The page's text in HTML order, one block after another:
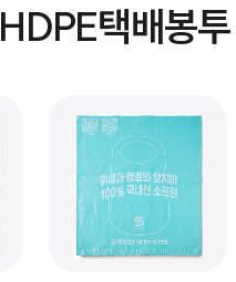
HDPE택배봉투